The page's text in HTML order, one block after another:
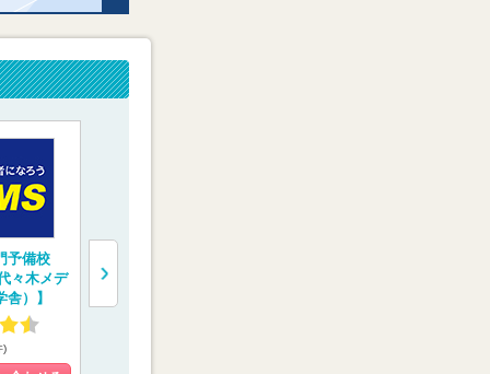
予備校
々木メデ
舎）】
)
予備校【レクサス